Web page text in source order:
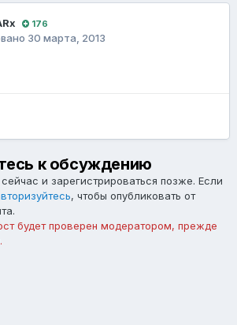
176
30 марта, 2013
к обсуждению
и зарегистрироваться позже. Если
, чтобы опубликовать от
будет проверен модератором, прежде